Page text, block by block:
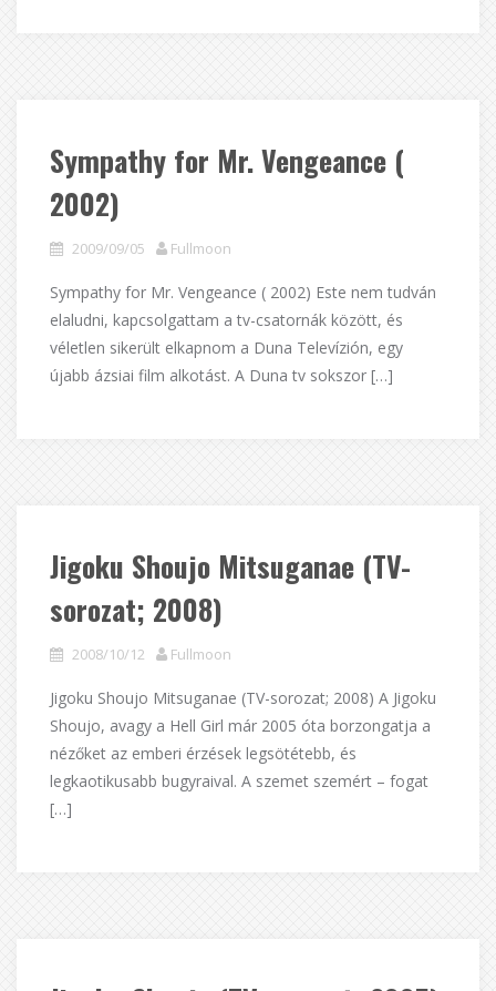
Sympathy for Mr. Vengeance (
2002)
2009/09/05 Fullmoon
Sympathy for Mr. Vengeance ( 2002) Este nem tudván
elaludni, kapcsolgattam a tv-csatornák között, és
véletlen sikerült elkapnom a Duna Televízión, egy
újabb ázsiai film alkotást. A Duna tv sokszor […]
Jigoku Shoujo Mitsuganae (TV-
sorozat; 2008)
2008/10/12 Fullmoon
Jigoku Shoujo Mitsuganae (TV-sorozat; 2008) A Jigoku
Shoujo, avagy a Hell Girl már 2005 óta borzongatja a
nézőket az emberi érzések legsötétebb, és
legkaotikusabb bugyraival. A szemet szemért – fogat
[…]